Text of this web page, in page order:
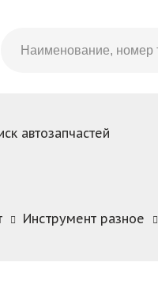
автозапчастей
Инструмент разное